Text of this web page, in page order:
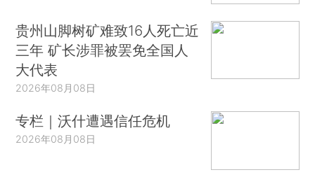
贵州山脚树矿难致16人死亡近
三年 矿长涉罪被罢免全国人
大代表
2026年08月08日
专栏｜沃什遭遇信任危机
2026年08月08日